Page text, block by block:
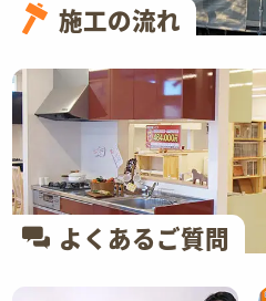
施工の流れ
よくあるご質問